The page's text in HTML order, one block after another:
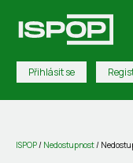
Přihlásit se
ISPOP/ Nedostupnost/